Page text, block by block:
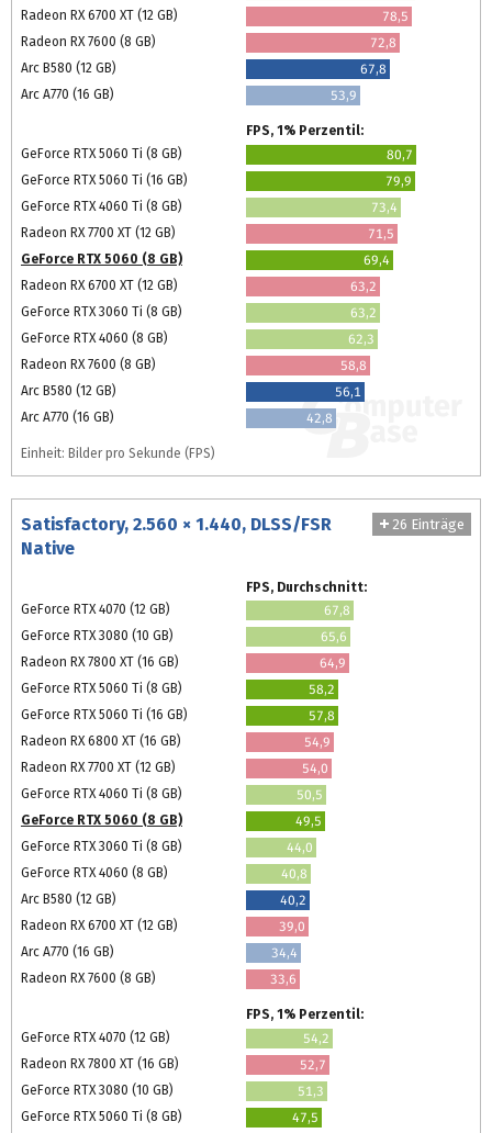
Radeon RX 6700 XT (12 GB)
78,5
Radeon RX 7600 (8 GB)
72,8
Arc B580 (12 GB)
67,8
Arc A770 (16 GB)
53,9
FPS, 1% Perzentil:
GeForce RTX 5060 Ti (8 GB)
80,7
GeForce RTX 5060 Ti (16 GB)
79,9
GeForce RTX 4060 Ti (8 GB)
73,4
Radeon RX 7700 XT (12 GB)
71,5
GeForce RTX 5060 (8 GB)
69,4
Radeon RX 6700 XT (12 GB)
63,2
GeForce RTX 3060 Ti (8 GB)
63,2
GeForce RTX 4060 (8 GB)
62,3
Radeon RX 7600 (8 GB)
58,8
Arc B580 (12 GB)
56,1
Arc A770 (16 GB)
42,8
Einheit: Bilder pro Sekunde (FPS)
26 Einträge
Satisfactory, 2.560 × 1.440, DLSS/FSR
Native
FPS, Durchschnitt:
GeForce RTX 4070 (12 GB)
67,8
GeForce RTX 3080 (10 GB)
65,6
Radeon RX 7800 XT (16 GB)
64,9
GeForce RTX 5060 Ti (8 GB)
58,2
GeForce RTX 5060 Ti (16 GB)
57,8
Radeon RX 6800 XT (16 GB)
54,9
Radeon RX 7700 XT (12 GB)
54,0
GeForce RTX 4060 Ti (8 GB)
50,5
GeForce RTX 5060 (8 GB)
49,5
GeForce RTX 3060 Ti (8 GB)
44,0
GeForce RTX 4060 (8 GB)
40,8
Arc B580 (12 GB)
40,2
Radeon RX 6700 XT (12 GB)
39,0
Arc A770 (16 GB)
34,4
Radeon RX 7600 (8 GB)
33,6
FPS, 1% Perzentil:
GeForce RTX 4070 (12 GB)
54,2
Radeon RX 7800 XT (16 GB)
52,7
GeForce RTX 3080 (10 GB)
51,3
GeForce RTX 5060 Ti (8 GB)
47,5